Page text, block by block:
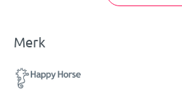
Happy Horse Knuffel
Kleur: roze
Merk